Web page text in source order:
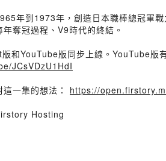
年到1973年，創造日本職棒總冠軍
奪冠過程、V9時代的終結。
和YouTube版同步上線。YouTube版
JCsVDzU1HdI
一集的想法： https://
Hosting